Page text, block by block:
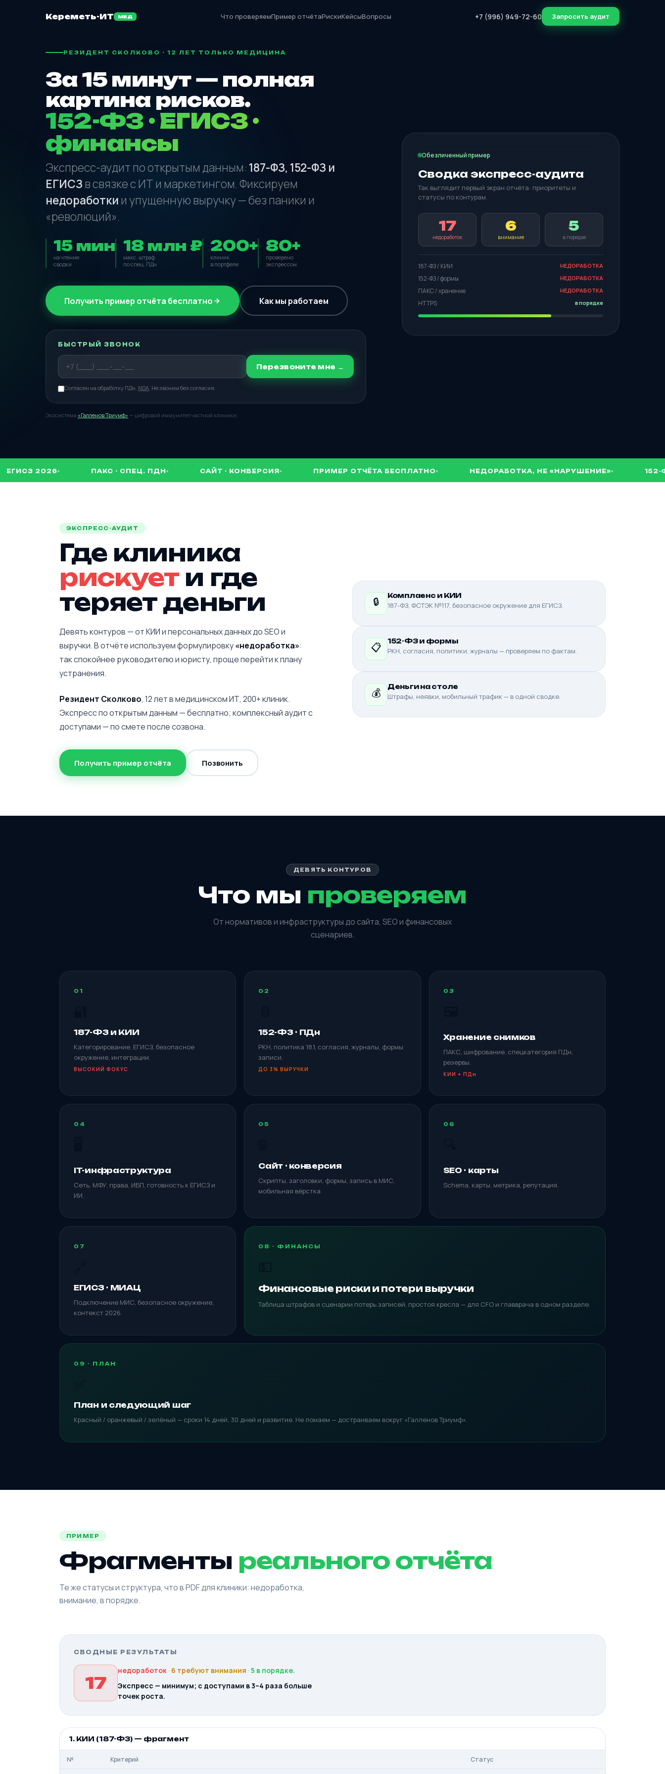
Кереметь-ИТ МЕД Что проверяемПример отчётаРискиКейсыВопросы +7 (996) 949-72-60 Запросить аудит
РЕЗИДЕНТ СКОЛКОВО · 12 ЛЕТ ТОЛЬКО МЕДИЦИНА
За 15 минут — полная
картина рисков.
152-ФЗ · ЕГИСЗ ·
финансы
Экспресс-аудит по открытым данным: 187-ФЗ, 152-ФЗ и
ЕГИСЗв связке с ИТ и маркетингом. Фиксируем
недоработкии упущенную выручку — без паники и
«революций».
15 мин
на чтение
сводки
18 млн ₽
макс. штраф
по спец. ПДн
200+
клиник
в портфеле
80+
проверено
экспрессом
Получить пример отчёта бесплатно Как мы работаем
БЫСТРЫЙ ЗВОНОК
Перезвоните мне →
Согласен на обработку ПДн. NDA. Не звоним без согласия.
Экосистема «Галленов Триумф» — цифровой иммунитет частной клиники.
Обезличенный пример
Сводка экспресс-аудита
Так выглядит первый экран отчёта: приоритеты и
статусы по контурам.
17
недоработок
6
внимание
5
в порядке
187-ФЗ / КИИ НЕДОРАБОТКА
152-ФЗ / формы НЕДОРАБОТКА
ПАКС / хранение НЕДОРАБОТКА
HTTPS в порядке
2026 ПАКС · СПЕЦ. ПДН САЙТ · КОНВЕРСИЯ ПРИМЕР ОТЧЁТА БЕСПЛАТНО НЕДОРАБОТКА, НЕ «НАРУШЕНИЕ» 152-ФЗ
ЭКСПРЕСС-АУДИТ
Где клиника
рискует и где
теряет деньги
Девять контуров — от КИИ и персональных данных до SEO и
выручки. В отчёте используем формулировку«недоработка»:
так спокойнее руководителю и юристу, проще перейти к плану
устранения.
Резидент Сколково, 12 лет в медицинском ИТ, 200+ клиник.
Экспресс по открытым данным — бесплатно; комплексный аудит с
доступами — по смете после созвона.
Получить пример отчёта Позвонить
🔒 Комплаенс и КИИ
187-ФЗ, ФСТЭК №117, безопасное окружение для ЕГИСЗ.
📋 152-ФЗ и формы
РКН, согласия, политики, журналы — проверяем по фактам.
💰 Деньги на столе
Штрафы, неявки, мобильный трафик — в одной сводке.
ДЕВЯТЬ КОНТУРОВ
Что мы проверяем
От нормативов и инфраструктуры до сайта, SEO и финансовых
сценариев.
01
187-ФЗ и КИИ
Категорирование, ЕГИСЗ, безопасное
окружение, интеграции.
ВЫСОКИЙ ФОКУС
02
152-ФЗ · ПДн
РКН, политика 18.1, согласия, журналы, формы
записи.
ДО 3% ВЫРУЧКИ
03
Хранение снимков
ПАКС, шифрование, спецкатегория ПДн,
резервы.
КИИ + ПДн
04
IT-инфраструктура
Сеть, МФУ, права, ИБП, готовность к ЕГИСЗ и
ИИ.
05
Сайт · конверсия
Скрипты, заголовки, формы, запись в МИС,
мобильная вёрстка.
06
SEO · карты
Schema, карты, метрика, репутация.
07
ЕГИСЗ · МИАЦ
Подключение МИС, безопасное окружение,
контекст 2026.
08 · ФИНАНСЫ
Финансовые риски и потери выручки
Таблица штрафов и сценарии потерь записей, простоя кресла — для CFO и главврача в одном разделе.
09 · ПЛАН
План и следующий шаг
Красный / оранжевый / зелёный — сроки 14 дней, 30 дней и развитие. Не ломаем — достраиваем вокруг «Галленов Триумф».
ПРИМЕР
Фрагменты реального отчёта
Те же статусы и структура, что в PDF для клиники: недоработка,
внимание, в порядке.
СВОДНЫЕ РЕЗУЛЬТАТЫ
17
недоработок · 6 требуют внимания · 5 в порядке.
Экспресс — минимум; с доступами в 3–4 раза больше
точек роста.
1. КИИ (187-ФЗ) — фрагмент
№ Критерий Статус